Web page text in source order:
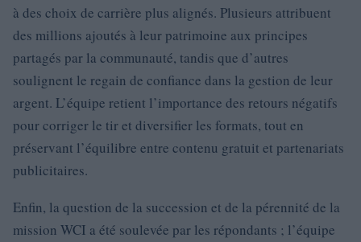
à des choix de carrière plus alignés. Plusieurs attribuent
des millions ajoutés à leur patrimoine aux principes
partagés par la communauté, tandis que d’autres
soulignent le regain de confiance dans la gestion de leur
argent. L’équipe retient l’importance des retours négatifs
pour corriger le tir et diversifier les formats, tout en
préservant l’équilibre entre contenu gratuit et partenariats
publicitaires.
Enfin, la question de la succession et de la pérennité de la
mission WCI a été soulevée par les répondants ; l’équipe